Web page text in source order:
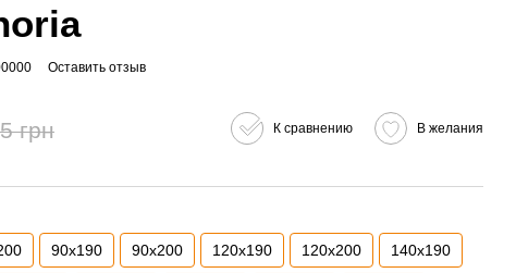
Оставить отзыв
грн К сравнению В желания
90х190 90х200 120х190 120х200 140х190